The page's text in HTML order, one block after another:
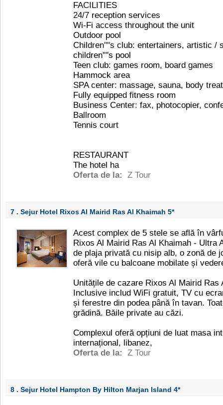
FACILITIES
24/7 reception services
Wi-Fi access throughout the unit
Outdoor pool
Children''''s club: entertainers, artistic /
children''''s pool
Teen club: games room, board games
Hammock area
SPA center: massage, sauna, body
Fully equipped fitness room
Business Center: fax, photocopier,
Ballroom
Tennis court
RESTAURANT
The hotel ha
Oferta de la:
Z Tour
7 . Sejur Hotel Rixos Al Mairid Ras Al Khaimah 5*
Acest complex de 5 stele se află în
Rixos Al Mairid Ras Al Khaimah - Ultra
de plaja privată cu nisip alb, o zonă de
oferă vile cu balcoane mobilate și
Unitățile de cazare Rixos Al Mairid Ras
Inclusive includ WiFi gratuit, TV cu
și ferestre din podea până în tavan.
grădină. Băile private au căzi.
Complexul oferă opțiuni de luat masa
internațional, libanez,
Oferta de la:
Z Tour
8 . Sejur Hotel Hampton By Hilton Marjan Island 4*